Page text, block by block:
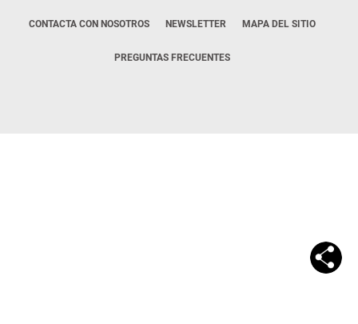
CONTACTA CON NOSOTROS NEWSLETTER MAPA DEL SITIO
PREGUNTAS FRECUENTES